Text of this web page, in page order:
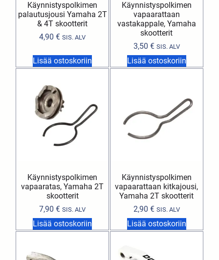
Käynnistyspolkimen
palautusjousi Yamaha 2T
& 4T skootterit
4,90€ SIS. ALV
Lisää ostoskoriin
Käynnistyspolkimen
vapaarattaan
vastakappale, Yamaha
skootterit
3,50 € SIS. ALV
Lisää ostoskoriin
Käynnistyspolkimen
vapaaratas, Yamaha 2T
skootterit
7,90€ SIS. ALV
Lisää ostoskoriin
Käynnistyspolkimen
vapaarattaan kitkajousi,
Yamaha 2T skootterit
2,90 € SIS. ALV
Lisää ostoskoriin